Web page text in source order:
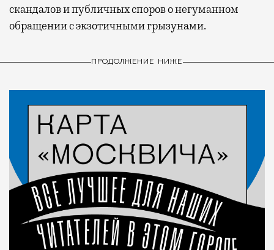
скандалов и публичных споров о негуманном
обращении с экзотичными грызунами.
ПРОДОЛЖЕНИЕ НИЖЕ